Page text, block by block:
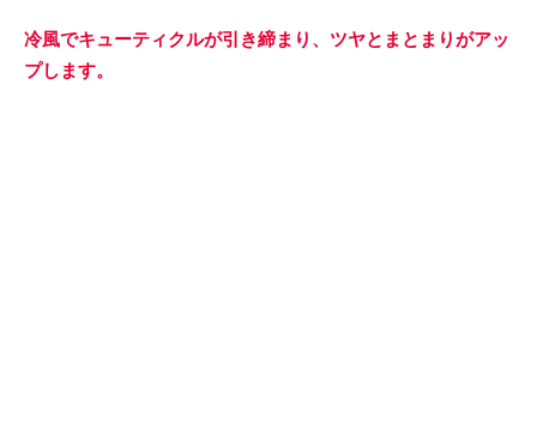
冷風でキューティクルが引き締まり、ツヤとまとまりがアッ
プします。